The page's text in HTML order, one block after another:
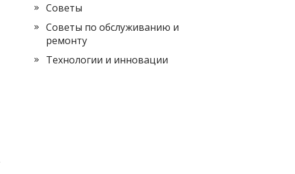
Советы
Советы по обслуживанию и
ремонту
Технологии и инновации